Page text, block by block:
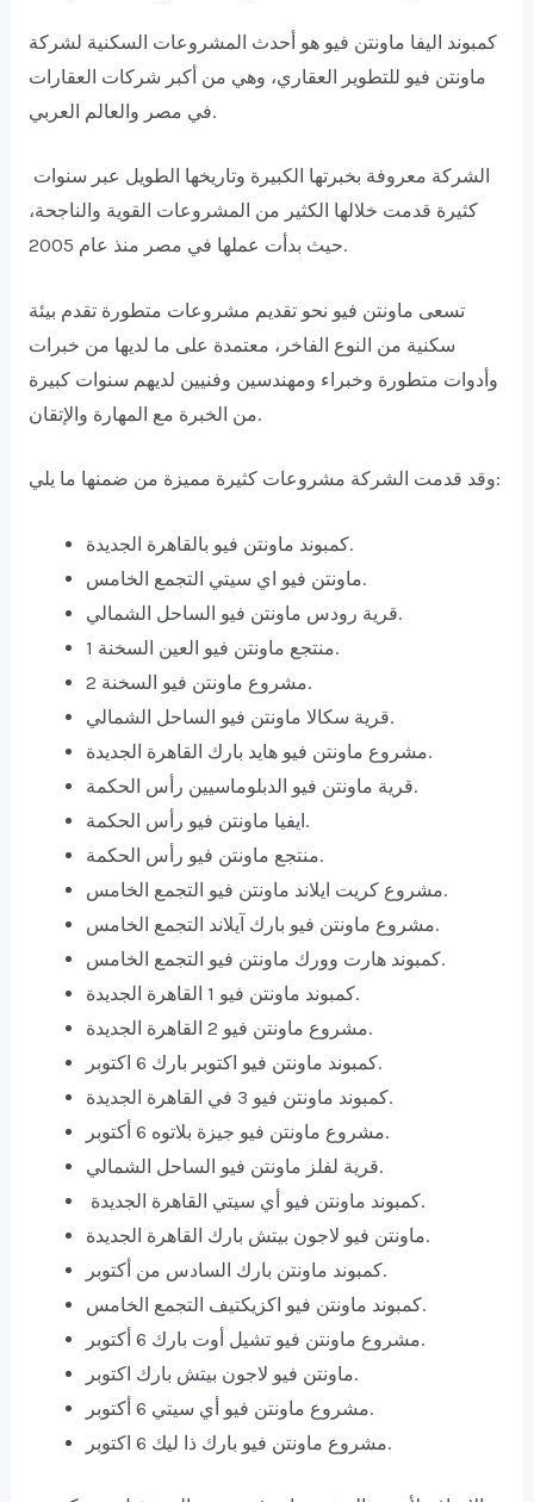
كمبوند اليفا ماونتن فيو هو أحدث المشروعات السكنية لشركة
ماونتن فيو للتطوير العقاري، وهي من أكبر شركات العقارات
في مصر والعالم العربي.
كثيرة قدمت خلالها الكثير من المشروعات القوية والناجحة،
حيث بدأت عملها في مصر منذ عام 2005.
تسعى ماونتن فيو نحو تقديم مشروعات متطورة تقدم بيئة
سكنية من النوع الفاخر، معتمدة على ما لديها من خبرات
وأدوات متطورة وخبراء ومهندسين وفنيين لديهم سنوات كبيرة
من الخبرة مع المهارة والإتقان.
وقد قدمت الشركة مشروعات كثيرة مميزة من ضمنها ما يلي:
كمبوند ماونتن فيو بالقاهرة الجديدة.
ماونتن فيو اي سيتي التجمع الخامس.
قرية رودس ماونتن فيو الساحل الشمالي.
منتجع ماونتن فيو العين السخنة 1.
مشروع ماونتن فيو السخنة 2.
قرية سكالا ماونتن فيو الساحل الشمالي.
مشروع ماونتن فيو هايد بارك القاهرة الجديدة.
قرية ماونتن فيو الدبلوماسيين رأس الحكمة.
ايفيا ماونتن فيو رأس الحكمة.
منتجع ماونتن فيو رأس الحكمة.
مشروع كريت ايلاند ماونتن فيو التجمع الخامس.
مشروع ماونتن فيو بارك آيلاند التجمع الخامس.
كمبوند هارت وورك ماونتن فيو التجمع الخامس.
كمبوند ماونتن فيو 1 القاهرة الجديدة.
مشروع ماونتن فيو 2 القاهرة الجديدة.
كمبوند ماونتن فيو اكتوبر بارك 6 اكتوبر.
كمبوند ماونتن فيو 3 في القاهرة الجديدة.
مشروع ماونتن فيو جيزة بلاتوه 6 أكتوبر.
قرية لفلز ماونتن فيو الساحل الشمالي.
كمبوند ماونتن فيو أي سيتي القاهرة الجديدة.
ماونتن فيو لاجون بيتش بارك القاهرة الجديدة.
كمبوند ماونتن بارك السادس من أكتوبر.
كمبوند ماونتن فيو اكزيكتيف التجمع الخامس.
مشروع ماونتن فيو تشيل أوت بارك 6 أكتوبر.
ماونتن فيو لاجون بيتش بارك اكتوبر.
مشروع ماونتن فيو أي سيتي 6 أكتوبر.
مشروع ماونتن فيو بارك ذا ليك 6 اكتوبر.